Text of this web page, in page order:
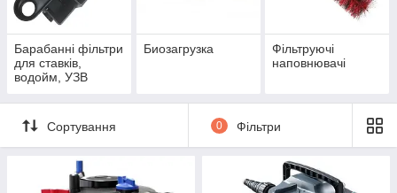
Барабанні фільтри
для ставків,
водойм, УЗВ
Биозагрузка
Фільтруючі
наповнювачі
Сортування 0 Фільтри